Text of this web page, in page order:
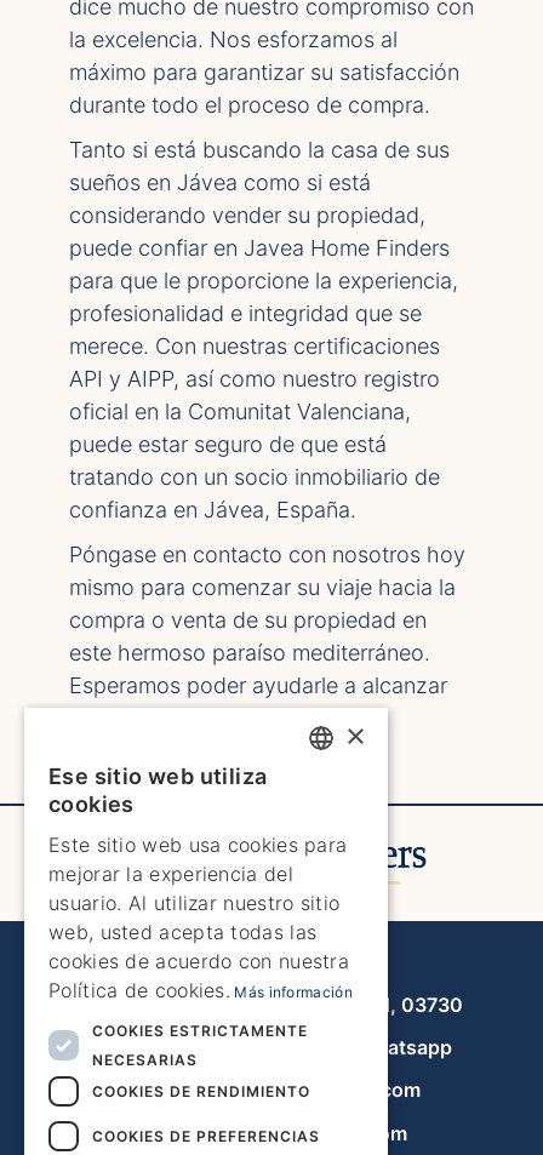
dice mucho de nuestro compromiso con
la excelencia. Nos esforzamos al
máximo para garantizar su satisfacción
durante todo el proceso de compra.
Tanto si está buscando la casa de sus
sueños en Jávea como si está
considerando vender su propiedad,
puede confiar en Javea Home Finders
para que le proporcione la experiencia,
profesionalidad e integridad que se
merece. Con nuestras certificaciones
API y AIPP, así como nuestro registro
oficial en la Comunitat Valenciana,
puede estar seguro de que está
tratando con un socio inmobiliario de
confianza en Jávea, España.
Póngase en contacto con nosotros hoy
mismo para comenzar su viaje hacia la
compra o venta de su propiedad en
este hermoso paraíso mediterráneo.
Esperamos poder ayudarle a alcanzar
confianza y tranquilidad.
Javea Home Finders
Avenida de la Libertad 19, local 11, 03730
Whatsapp
info@javeahomefinders.com
es.javeahomefinders.com
SPANISH
GERMAN
FRENCH
×
Ese sitio web utiliza
cookies
Este sitio web usa cookies para
mejorar la experiencia del
usuario. Al utilizar nuestro sitio
web, usted acepta todas las
cookies de acuerdo con nuestra
Política de cookies. Más información
COOKIES ESTRICTAMENTE
NECESARIAS
COOKIES DE RENDIMIENTO
COOKIES DE PREFERENCIAS